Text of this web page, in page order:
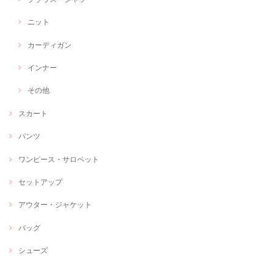
ニット
カーディガン
インナー
その他
スカート
パンツ
ワンピース・サロペット
セットアップ
アウター・ジャケット
バッグ
シューズ